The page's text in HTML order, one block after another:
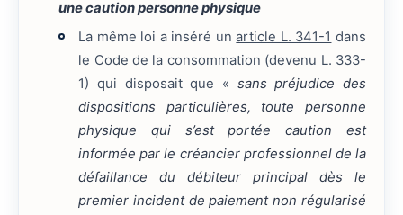
une caution personne physique
La même loi a inséré unarticle L. 341-1 dans
le Code de la consommation (devenu L. 333-
1) qui disposait que « sans préjudice des
dispositions particulières, toute personne
physique qui s’est portée caution est
informée par le créancier professionnel de la
défaillance du débiteur principal dès le
premier incident de paiement non régularisé